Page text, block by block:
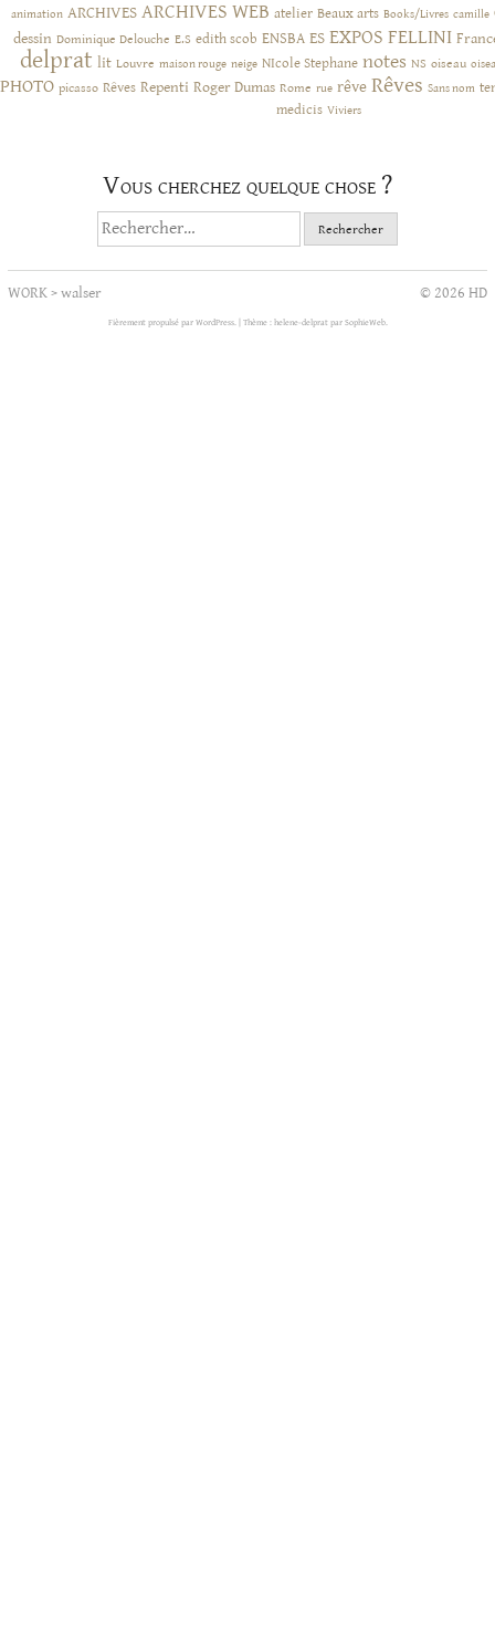
animation ARCHIVES ARCHIVES WEB atelier Beaux arts Books/Livres camille
dessin Dominique Delouche E.S edith scob ENSBA ES EXPOS FELLINI
delprat lit Louvre maison rouge neige NIcole Stephane notes NS oiseau
PHOTO picasso Rêves Repenti Roger Dumas Rome rue rêve Rêves Sans nom
medicis Viviers
Vous cherchez quelque chose ?
Rechercher :
WORK>walser © 2026 HD
Fièrement propulsé par WordPress. Thème : helene-delprat par SophieWeb.